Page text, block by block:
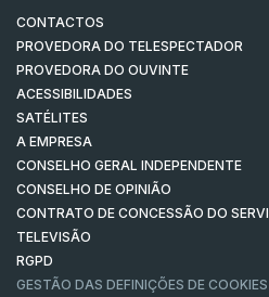
CONTACTOS
PROVEDORA DO TELESPECTADOR
PROVEDORA DO OUVINTE
ACESSIBILIDADES
SATÉLITES
A EMPRESA
CONSELHO GERAL INDEPENDENTE
CONSELHO DE OPINIÃO
CONTRATO DE CONCESSÃO DO
TELEVISÃO
RGPD
GESTÃO DAS DEFINIÇÕES DE COOKIES